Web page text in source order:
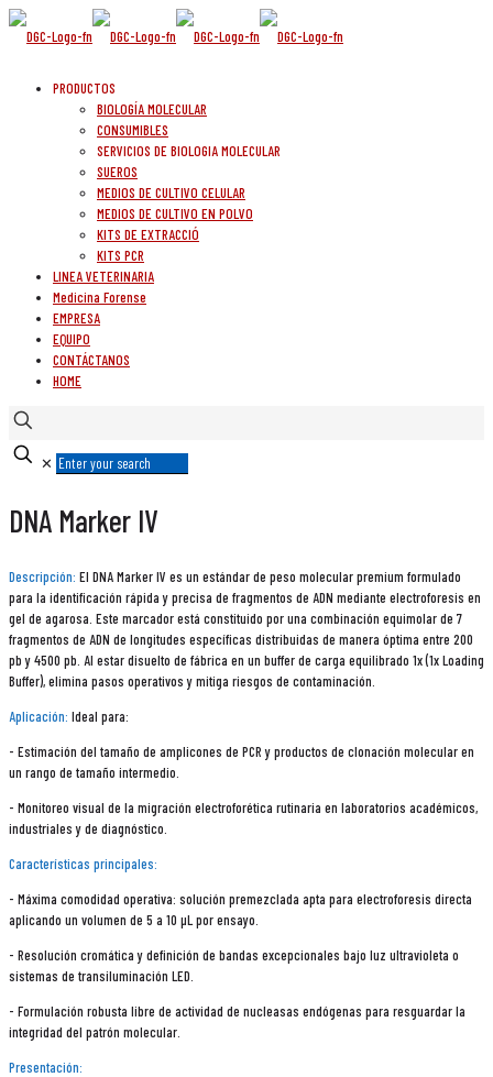
PRODUCTOS
BIOLOGÍA MOLECULAR
CONSUMIBLES
SERVICIOS DE BIOLOGIA MOLECULAR
SUEROS
MEDIOS DE CULTIVO CELULAR
MEDIOS DE CULTIVO EN POLVO
KITS DE EXTRACCIÓ
KITS PCR
LINEA VETERINARIA
Medicina Forense
EMPRESA
EQUIPO
CONTÁCTANOS
HOME
✕
DNA Marker IV
Descripción: El DNA Marker IV es un estándar de peso molecular premium formulado
para la identificación rápida y precisa de fragmentos de ADN mediante electroforesis en
gel de agarosa. Este marcador está constituido por una combinación equimolar de 7
fragmentos de ADN de longitudes específicas distribuidas de manera óptima entre 200
pb y 4500 pb. Al estar disuelto de fábrica en un buffer de carga equilibrado 1x (1x Loading
Buffer), elimina pasos operativos y mitiga riesgos de contaminación.
Aplicación: Ideal para:
- Estimación del tamaño de amplicones de PCR y productos de clonación molecular en
un rango de tamaño intermedio.
- Monitoreo visual de la migración electroforética rutinaria en laboratorios académicos,
industriales y de diagnóstico.
Características principales:
- Máxima comodidad operativa: solución premezclada apta para electroforesis directa
aplicando un volumen de 5 a 10 µL por ensayo.
- Resolución cromática y definición de bandas excepcionales bajo luz ultravioleta o
sistemas de transiluminación LED.
- Formulación robusta libre de actividad de nucleasas endógenas para resguardar la
integridad del patrón molecular.
Presentación: